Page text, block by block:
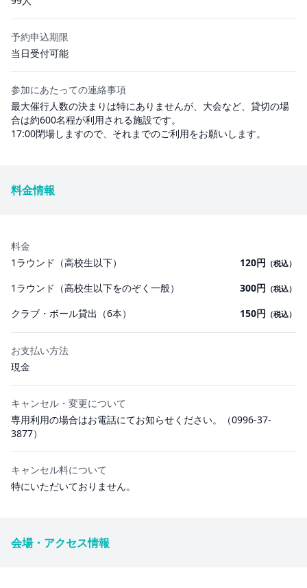
予約申込期限
当日受付可能
参加にあたっての連絡事項
最大催行人数の決まりは特にありませんが、大会など、貸切の場
合は約600名程が利用される施設です。
17:00閉場しますので、それまでのご利用をお願いします。
料金情報
料金
1ラウンド（高校生以下）
120円 （税込）
1ラウンド（高校生以下をのぞく一般） 300円 （税込）
クラブ・ボール貸出（6本） 150円 （税込）
お支払い方法
現金
キャンセル・変更について
専用利用の場合はお電話にてお知らせください。（0996-37-
3877）
キャンセル料について
特にいただいておりません。
会場・アクセス情報